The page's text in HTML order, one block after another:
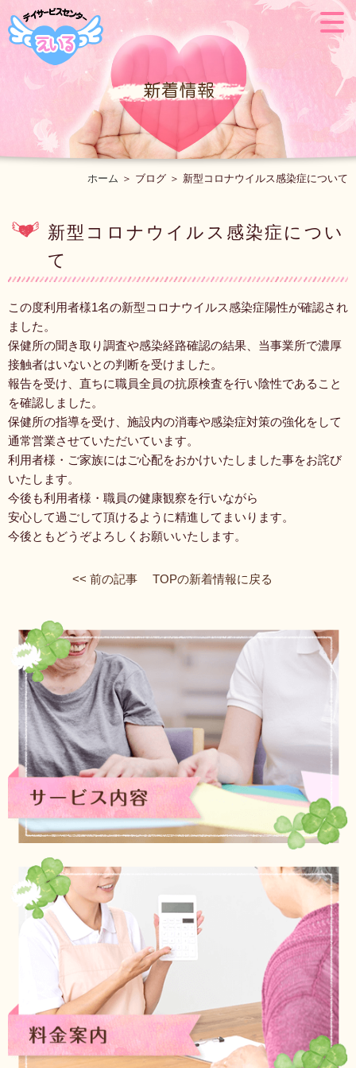
ホーム ＞ ブログ ＞ 新型コロナウイルス感染症について
新型コロナウイルス感染症につい
て
この度利用者様1名の新型コロナウイルス感染症陽性が確認され
ました。
保健所の聞き取り調査や感染経路確認の結果、当事業所で濃厚
接触者はいないとの判断を受けました。
報告を受け、直ちに職員全員の抗原検査を行い陰性であること
を確認しました。
保健所の指導を受け、施設内の消毒や感染症対策の強化をして
通常営業させていただいています。
利用者様・ご家族にはご心配をおかけいたしました事をお詫び
いたします。
今後も利用者様・職員の健康観察を行いながら
安心して過ごして頂けるように精進してまいります。
今後ともどうぞよろしくお願いいたします。
<< 前の記事 TOPの新着情報に戻る